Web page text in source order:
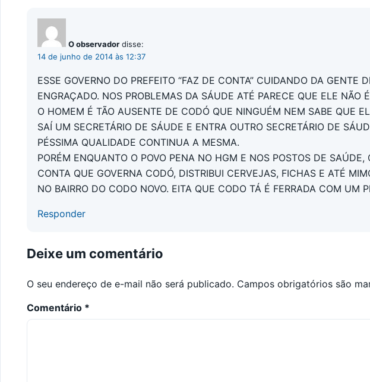
O observador disse:
14 de junho de 2014 às 12:37
ESSE GOVERNO DO PREFEITO “FAZ DE CONTA” CUIDANDO DA GENTE
ENGRAÇADO. NOS PROBLEMAS DA SÁUDE ATÉ PARECE QUE ELE NÃO
O HOMEM É TÃO AUSENTE DE CODÓ QUE NINGUÉM NEM SABE QUE
SAÍ UM SECRETÁRIO DE SÁUDE E ENTRA OUTRO SECRETÁRIO DE
PÉSSIMA QUALIDADE CONTINUA A MESMA.
PORÉM ENQUANTO O POVO PENA NO HGM E NOS POSTOS DE SAÚDE,
CONTA QUE GOVERNA CODÓ, DISTRIBUI CERVEJAS, FICHAS E ATÉ
NO BAIRRO DO CODO NOVO. EITA QUE CODO TÁ É FERRADA COM UM
Responder
Deixe um comentário
O seu endereço de e-mail não será publicado. Campos obrigatórios são
Comentário *